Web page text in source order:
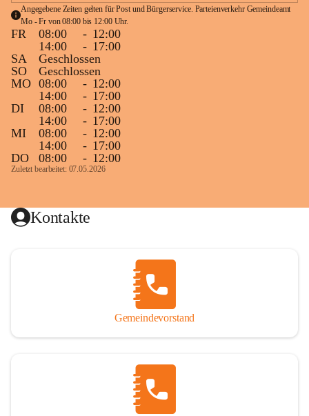
Angegebene Zeiten gelten für Post und Bürgerservice. Parteienverkehr Gemeindeamt
Mo - Fr von 08:00 bis 12:00 Uhr.
FR 08:00 - 12:00
14:00
- 17:00
SA
Geschlossen
SO
Geschlossen
MO 08:00 - 12:00
14:00
- 17:00
DI
08:00 - 12:00
14:00
- 17:00
MI
08:00 - 12:00
14:00
- 17:00
DO
08:00 - 12:00
Zuletzt bearbeitet: 07.05.2026
Kontakte
Gemeindevorstand